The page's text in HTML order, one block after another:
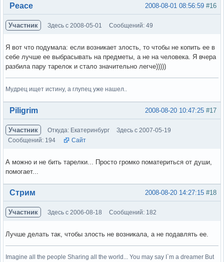
Вне форума #16
2008-08-01 08:56:59
Peace
Участник Здесь с 2008-05-01 Сообщений: 49
Я вот что подумала: если возникает злость, то чтобы не копить ее в
себе лучше ее выбрасывать на предметы, а не на человека. Я вчера
разбила пару тарелок и стало значительно легче)))))
Мудрец ищет истину, а глупец уже нашел..
Вне форума #17
2008-08-20 10:47:25
Piligrim
Участник Откуда: Екатеринбург
Здесь с 2007-05-19
Сообщений: 194
Сайт
А можно и не бить тарелки... Просто громко поматериться от души,
помогает...
Вне форума #18
2008-08-20 14:27:15
Стрим
Участник Здесь с 2006-08-18 Сообщений: 182
Лучше делать так, чтобы злость не возникала, а не подавлять ее.
Imagine all the people Sharing all the world... You may say I`m a dreamer But